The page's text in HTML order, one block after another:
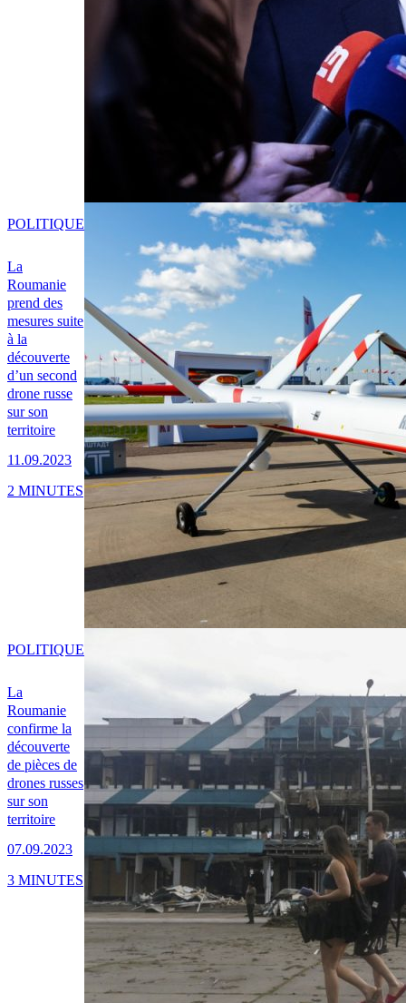
La
Roumanie
prend des
mesures suite
à la
découverte
d’un second
drone russe
sur son
territoire
11.09.2023
POLITIQUE
2 MINUTES
La
Roumanie
confirme la
découverte
de pièces de
drones russes
sur son
territoire
07.09.2023
POLITIQUE
3 MINUTES